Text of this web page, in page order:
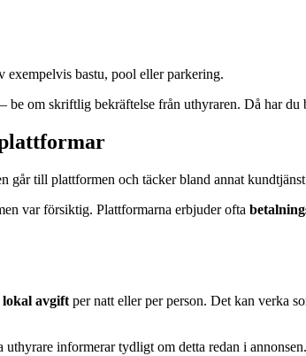
exempelvis bastu, pool eller parkering.
om skriftlig bekräftelse från uthyraren. Då har du
går till plattformen och täcker bland annat
var försiktig. Plattformarna erbjuder ofta
lokal avgift per natt eller per person. Det kan verka
uthyrare informerar tydligt om detta redan i annonsen.